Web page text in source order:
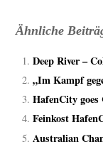
Ähnliche
Deep River –
„Im Kampf
HafenCity goes
Feinkost
Australian